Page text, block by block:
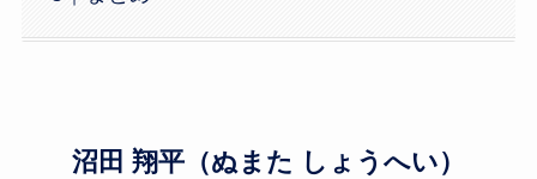
沼田 翔平（ぬまた しょうへい）